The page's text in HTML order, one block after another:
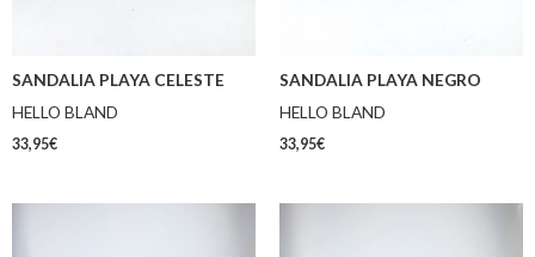
SANDALIA PLAYA CELESTE
HELLO BLAND
33,95€
SANDALIA PLAYA NEGRO
HELLO BLAND
33,95€